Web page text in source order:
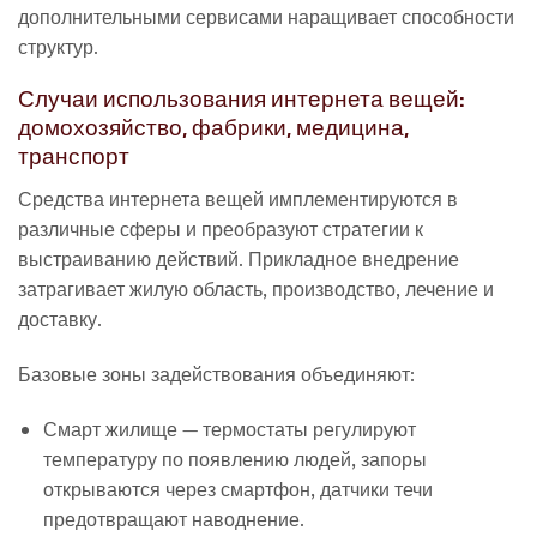
дополнительными сервисами наращивает способности
структур.
Случаи использования интернета вещей:
домохозяйство, фабрики, медицина,
транспорт
Средства интернета вещей имплементируются в
различные сферы и преобразуют стратегии к
выстраиванию действий. Прикладное внедрение
затрагивает жилую область, производство, лечение и
доставку.
Базовые зоны задействования объединяют:
Смарт жилище — термостаты регулируют
температуру по появлению людей, запоры
открываются через смартфон, датчики течи
предотвращают наводнение.